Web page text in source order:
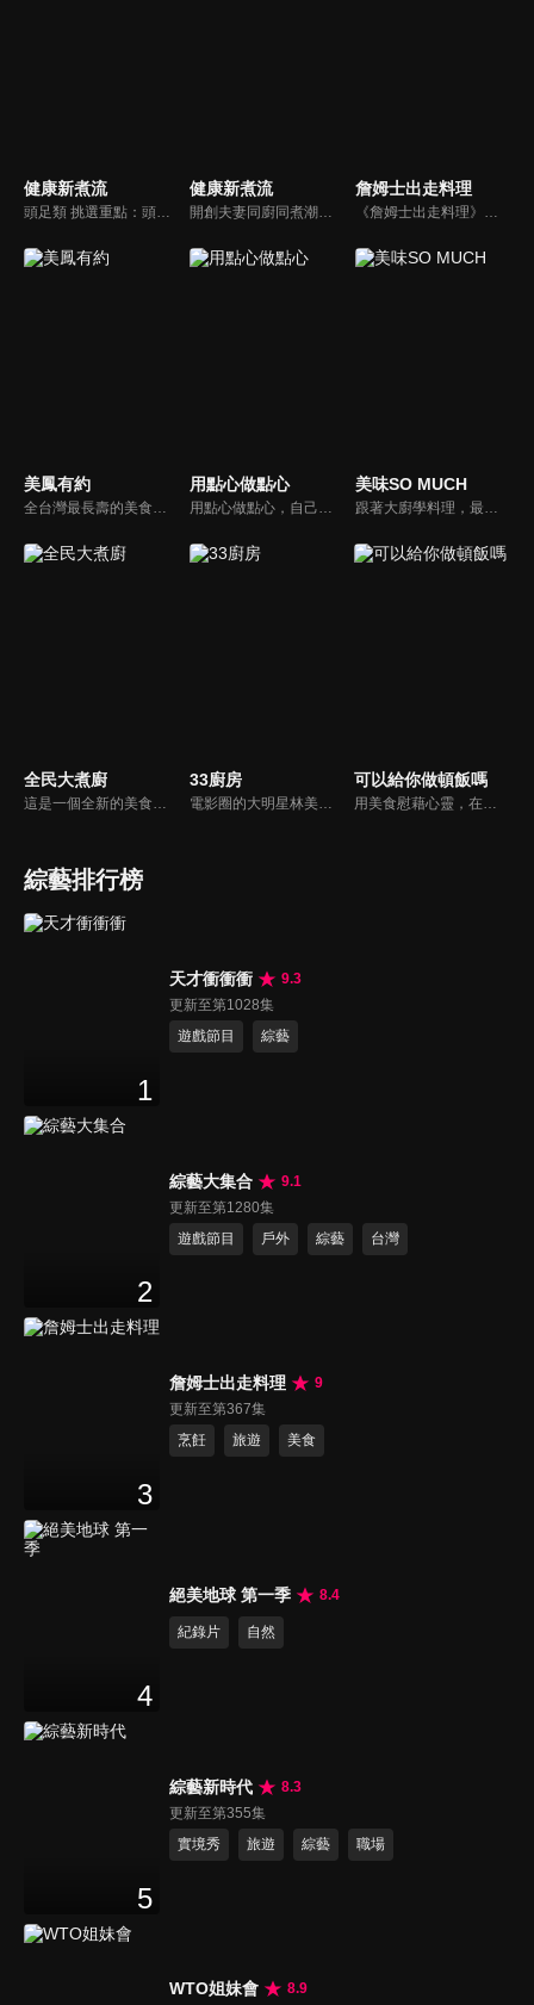
健康新煮流
頭足類 挑選重點：頭足類利用清洗時去除內臟可以降低膽固醇的攝取。挑選雙眼清澈明亮，眼球稍微凸出，肉質結實有彈性為佳。身體具透明感，觸腕或是吸盤一碰到活體就會吸附住便是新鮮的。
健康新煮流
開創夫妻同廚同煮潮流的KC夫婦，繼《健康醫食代》後，走出攝影棚，帶大家全台走透透，發掘上帝賞賜的美味食材，內容融合新加坡南洋風和客家純樸味，加上台灣獨特的閩南風情，互相激盪交織出的火花，打造出獨一無二的美食節目。
詹姆士出走料理
《詹姆士出走料理》以尋找詹姆士私廚菜單為節目主軸，為了尋找記憶中的美味料理，詹姆士將帶領大家探索市場，品嘗在地美味、尋訪料理達人，並在節目中展現特殊食材的處理方式、嘗試新的醬料或是新的料理作法，製作創意料理(料理教學)，最後在節目片尾時作出一道『詹姆士創意料理』。
美鳳有約
全台灣最長壽的美食節目《美鳯有約》魅力百分百！長達15年的播出時間，總是陪伴著許多婆婆媽媽們渡過一個輕鬆愉快的時光，精采內容您絕對不可錯過喔！
用點心做點心
用點心做點心，自己動手最開心！全台唯一以點心烘焙為主題的電視節目，邀請熱愛烘焙料理的你/妳，一起加入我們DIY各式各樣的點心。
美味SO MUCH
跟著大廚學料理，最強的料理小百科，美味SO MUCH！
全民大煮廚
這是一個全新的美食節目，將為您煮出台灣的好滋味，豐富、美味的畫面，傳遞「煮廚」對料理的用心，獨特的介紹方式，要你吃得更有創意、吃得更有趣！現今飲食已趨健康走向為主，「全民大煮廚」要用「輕食輕煙」讓你吃出健康與活力，並帶觀眾們從食材開始，想成為達人級的吃貨，走～我們從「煮」開始！
33廚房
電影圈的大明星林美秀首度跨足綜藝接主持棒，帶領駱進漢師傅以及黃景龍師傅大展廚藝與觀眾們一起美味上菜！
可以給你做頓飯嗎
用美食慰藉心靈，在飯桌上這個中國人最傳統的聊天場域打開素人物件心門；潛移默化地引出社會熱點話題，打造一檔有趣、有用、有意義的人文類真人秀。
綜藝排行榜
1
天才衝衝衝
9.3
更新至第1028集
遊戲節目
綜藝
2
綜藝大集合
9.1
更新至第1280集
遊戲節目
戶外 綜藝 台灣
3
詹姆士出走料理
9
更新至第367集
烹飪
旅遊 美食
4
絕美地球 第一季 8.4
紀錄片 自然
5
綜藝新時代
8.3
更新至第355集
實境秀
旅遊 綜藝 職場
WTO姐妹會
8.9